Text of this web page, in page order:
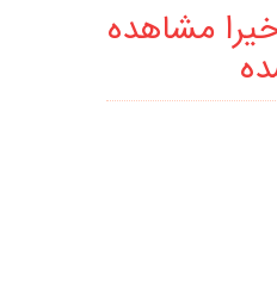
مشاهده